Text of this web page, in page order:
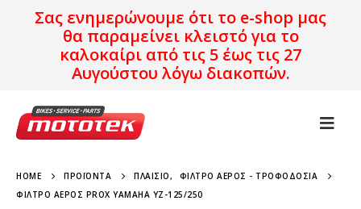
Σας ενημερώνουμε ότι το e-shop μας
θα παραμείνει κλειστό για το
καλοκαίρι από τις 5 έως τις 27
Αυγούστου λόγω διακοπών.
HOME ΠΡΟΪΌΝΤΑ ΠΛΑΊΣΙΟ,
ΦΊΛΤΡΟ ΑΈΡΟΣ - ΤΡΟΦΟΔΟΣΊΑ
ΦΊΛΤΡΟ ΑΈΡΟΣ PROX YAMAHA YZ-125/250